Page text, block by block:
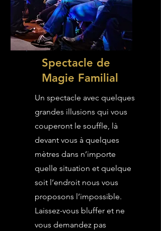
Spectacle de
Magie Familial
Un spectacle avec quelques
grandes illusions qui vous
couperont le souffle, là
devant vous à quelques
mètres dans n’importe
quelle situation et quelque
soit l’endroit nous vous
proposons l’impossible.
Laissez-vous bluffer et ne
vous demandez pas